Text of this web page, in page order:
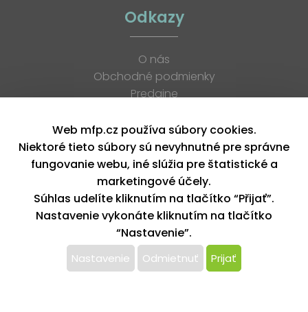
Odkazy
O nás
Obchodné podmienky
Predajne
K stiahnutiu
Blog
Kontakt
Kariéra
XML feed
Copyright © 2026, MFP paper s. r. o. | Všetky práva vyhradené
design by MFP
Tento web používa k poskytovaniu služieb,
Web mfp.cz používa súbory cookies.
Niektoré tieto súbory sú nevyhnutné pre správne
fungovanie webu, iné slúžia pre štatistické a
marketingové účely.
Súhlas udelíte kliknutím na tlačítko “Přijať”.
Nastavenie vykonáte kliknutím na tlačítko
“Nastavenie”.
Nastavenie Odmietnuť Prijať